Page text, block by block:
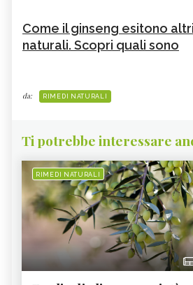
Come il ginseng esitono
naturali. Scopri quali sono
da: RIMEDI NATURALI
Ti potrebbe interessare
RIMEDI NATURALI